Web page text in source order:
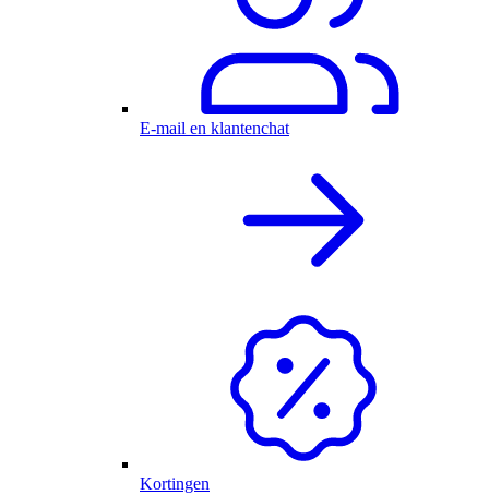
E-mail en klantenchat
Kortingen